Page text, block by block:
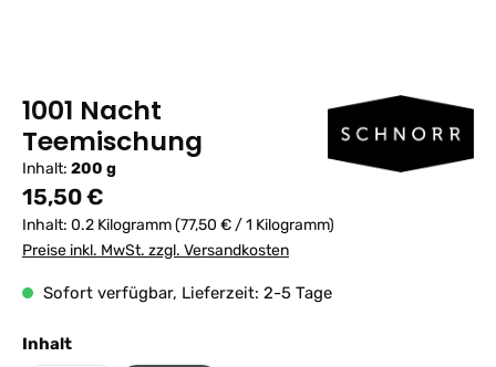
1001 Nacht
Teemischung
Inhalt: 200 g
Regulärer Preis:
15,50 €
Inhalt: 0.2 Kilogramm(77,50 € / 1 Kilogramm)
Preise inkl. MwSt. zzgl. Versandkosten
Sofort verfügbar, Lieferzeit: 2-5 Tage
Inhaltauswählen